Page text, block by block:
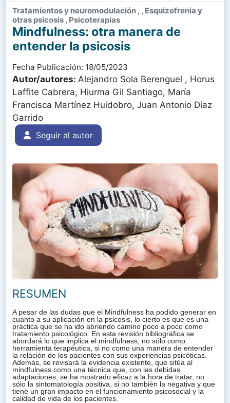
Tratamientos y neuromodulación , , Esquizofrenia y
otras psicosis , Psicoterapias
Mindfulness: otra manera de
entender la psicosis
Fecha Publicación: 18/05/2023
Autor/autores: Alejandro Sola Berenguel , Horus
Laffite Cabrera, Hiurma Gil Santiago, María
Francisca Martínez Huidobro, Juan Antonio Díaz
Garrido
Seguir al autor
RESUMEN
A pesar de las dudas que el Mindfulness ha podido generar en
cuanto a su aplicación en la psicosis, lo cierto es que es una
práctica que se ha ido abriendo camino poco a poco como
tratamiento psicológico. En esta revisión bibliográfica se
abordará lo que implica el mindfulness, no sólo como
herramienta terapéutica, si no como una manera de entender
la relación de los pacientes con sus experiencias psicóticas.
Además, se revisará la evidencia existente, que sitúa al
mindfulness como una técnica que, con las debidas
adaptaciones, se ha mostrado eficaz a la hora de tratar, no
sólo la sintomatología positiva, si no también la negativa y que
tiene un gran impacto en el funcionamiento psicosocial y la
calidad de vida de los pacientes.